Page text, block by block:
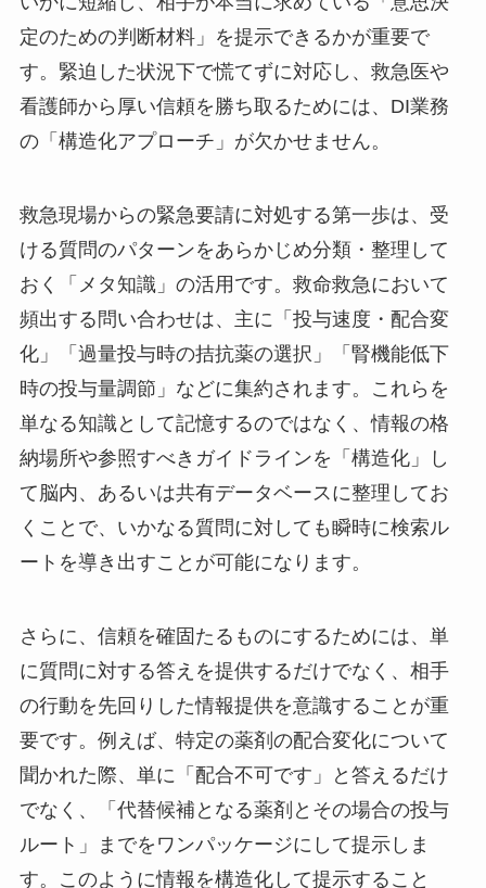
定のための判断材料」を提示できるかが重要で
す。緊迫した状況下で慌てずに対応し、救急医や
看護師から厚い信頼を勝ち取るためには、DI業務
の「構造化アプローチ」が欠かせません。
救急現場からの緊急要請に対処する第一歩は、受
ける質問のパターンをあらかじめ分類・整理して
おく「メタ知識」の活用です。救命救急において
頻出する問い合わせは、主に「投与速度・配合変
化」「過量投与時の拮抗薬の選択」「腎機能低下
時の投与量調節」などに集約されます。これらを
単なる知識として記憶するのではなく、情報の格
納場所や参照すべきガイドラインを「構造化」し
て脳内、あるいは共有データベースに整理してお
くことで、いかなる質問に対しても瞬時に検索ル
ートを導き出すことが可能になります。
さらに、信頼を確固たるものにするためには、単
に質問に対する答えを提供するだけでなく、相手
の行動を先回りした情報提供を意識することが重
要です。例えば、特定の薬剤の配合変化について
聞かれた際、単に「配合不可です」と答えるだけ
でなく、「代替候補となる薬剤とその場合の投与
ルート」までをワンパッケージにして提示しま
す。このように情報を構造化して提示すること